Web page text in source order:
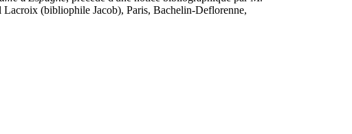
Lacroix (bibliophile Jacob), Paris, Bachelin-Deflorenne,